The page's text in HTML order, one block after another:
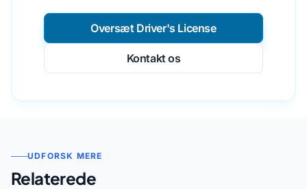
Oversæt Driver's License
Kontakt os
UDFORSK MERE
Relaterede